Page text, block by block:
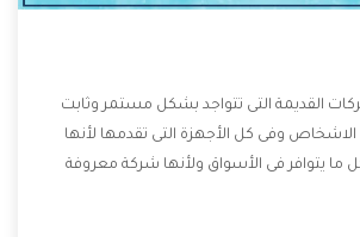
القديمة التى تتواجد بشكل مستمر وثابت
الاشخاص وفى كل الأجهزة التى تقدمها لأنها
ما يتوافر فى الأسواق ولأنها شركة معروفة
والخصومات التى تسهل على المستهلك